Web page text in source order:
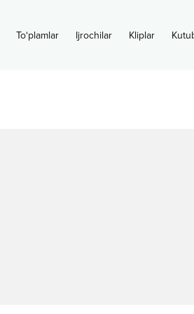
To‘plamlar Ijrochilar Kliplar